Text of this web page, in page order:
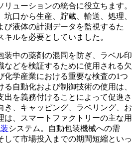
ューションの統合に役立ちます。
坑口から生産、貯蔵、輸送、処理、
び液体の計測データを監視するた
ルを必要としていました。
装中の薬剤の混同を防ぎ、ラベル印
などを検証するために使用される欠
化学産業における重要な検査の1つ
自動化および制御技術の使用は、
出を義務付けることによって促進さ
き、キャッピング、ラベリング、お
は、スマートファクトリーの主な用
システム。自動包装機械への需
して市場投入までの期間短縮といっ